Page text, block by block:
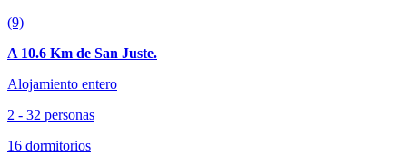
(9)
A 10.6 Km de San Juste.
Alojamiento entero
2 - 32 personas
16 dormitorios